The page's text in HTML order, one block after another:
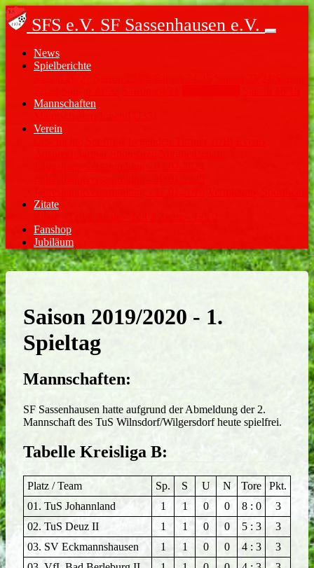
SFS e.V. SF Sassenhausen e.V.
News
Spielberichte
Mannschaften
Verein
Zitate
Fanshop
Jubiläum
Saison 2019/2020 - 1.
Spieltag
Mannschaften:
SF Sassenhausen hatte aufgrund der Abmeldung der 2.
Mannschaft des TuS Wilnsdorf/Wilgersdorf heute spielfrei.
Tabelle Kreisliga B:
Platz / Team Sp. S U N Tore
Pkt.
01. TuS Johannland
1 1 0 0 8 : 0
3
02. TuS Deuz II
1 1 0 0 5 : 3
3
03. SV Eckmannshausen
1 1 0 0 4 : 3
3